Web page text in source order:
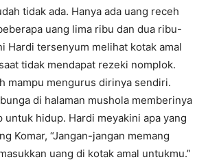
tidak ada. Hanya ada uang receh
uang lima ribu dan dua ribu-
Hardi tersenyum melihat kotak amal
tidak mendapat rezeki nomplok.
mampu mengurus dirinya sendiri.
di halaman mushola memberinya
untuk hidup. Hardi meyakini apa yang
Komar, “Jangan-jangan memang
uang di kotak amal untukmu.”